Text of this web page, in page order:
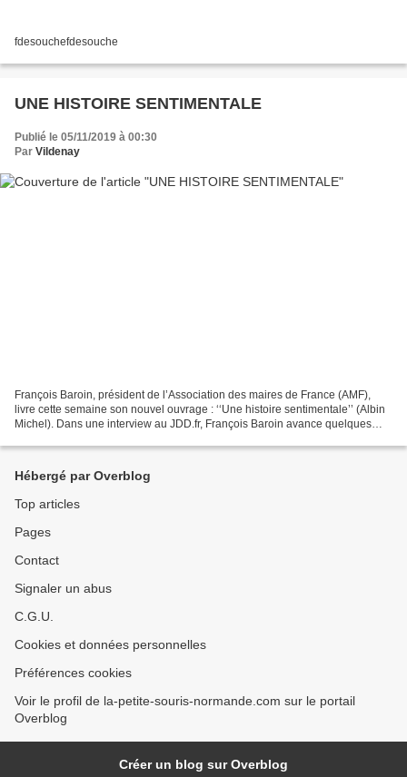
fdesouchefdesouche
UNE HISTOIRE SENTIMENTALE
Publié le 05/11/2019 à 00:30
Par Vildenay
François Baroin, président de l’Association des maires de France (AMF),
livre cette semaine son nouvel ouvrage : ‘‘Une histoire sentimentale’’ (Albin
Michel). Dans une interview au JDD.fr, François Baroin avance quelques
Hébergé par Overblog
Top articles
Pages
Contact
Signaler un abus
C.G.U.
Cookies et données personnelles
Préférences cookies
Voir le profil de la-petite-souris-normande.com sur le portail
Overblog
Créer un blog sur Overblog